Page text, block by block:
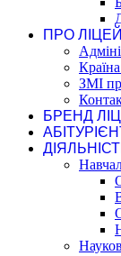
ПРО ЛІЦЕЙ
ЗМІ
БРЕНД